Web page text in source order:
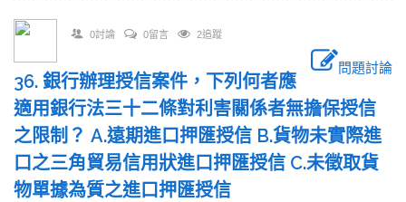
0討論 0留言 2追蹤
問題討論
36. 銀行辦理授信案件，下列何者應
適用銀行法三十二條對利害關係者無擔保授信
之限制？ A.遠期進口押匯授信 B.貨物未實際進
口之三角貿易信用狀進口押匯授信 C.未徵取貨
物單據為質之進口押匯授信